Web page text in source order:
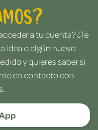
a tu cuenta? ¿Te
idea o algún nuevo
y quieres saber si
en contacto con